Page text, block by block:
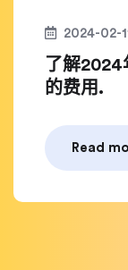
2024-02-
了解
的费用.
Read